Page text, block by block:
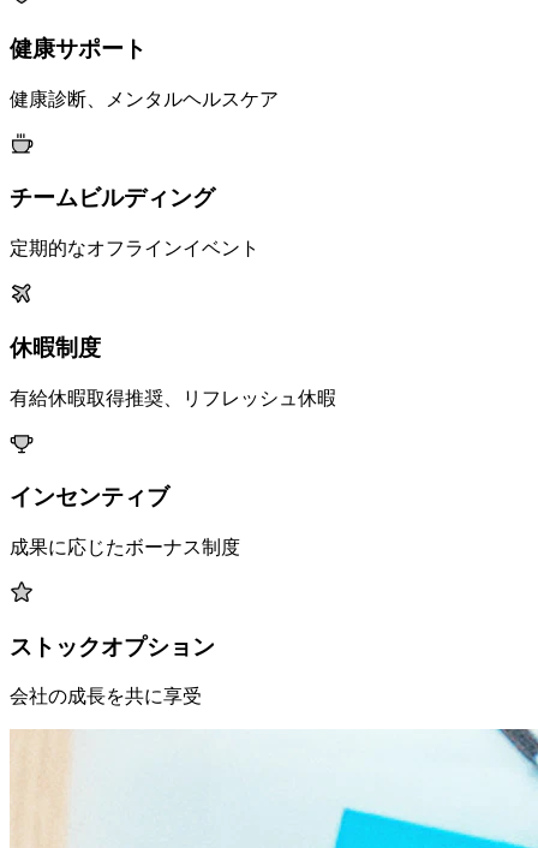
健康サポート
健康診断、メンタルヘルスケア
チームビルディング
定期的なオフラインイベント
休暇制度
有給休暇取得推奨、リフレッシュ休暇
インセンティブ
成果に応じたボーナス制度
ストックオプション
会社の成長を共に享受